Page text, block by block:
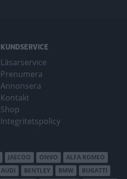
KUNDSERVICE
Läsarservice
Prenumera
Annonsera
Kontakt
Shop
Integritetspolicy
JAECOO ONVO
ALFA ROMEO
AUDI BENTLEY BMW
BUGATTI